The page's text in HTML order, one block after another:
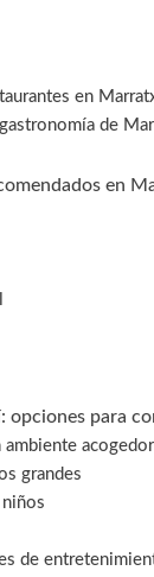
en
de
en
opciones para
ambiente acogedor
grandes
de